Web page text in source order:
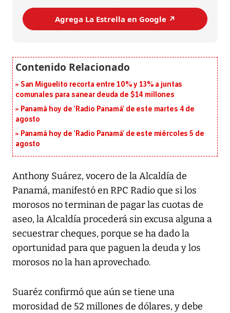
Agrega La Estrella en Google ↗️
San Miguelito recorta entre 10% y 13% a juntas
comunales para sanear deuda de $14 millones
Panamá hoy de ‘Radio Panamá’ de este martes 4 de
agosto
Panamá hoy de ‘Radio Panamá’ de este miércoles 5 de
agosto
Anthony Suárez, vocero de la Alcaldía de
Panamá, manifestó en RPC Radio que si los
morosos no terminan de pagar las cuotas de
aseo, la Alcaldía procederá sin excusa alguna a
secuestrar cheques, porque se ha dado la
oportunidad para que paguen la deuda y los
morosos no la han aprovechado.
Suaréz confirmó que aún se tiene una
morosidad de 52 millones de dólares, y debe